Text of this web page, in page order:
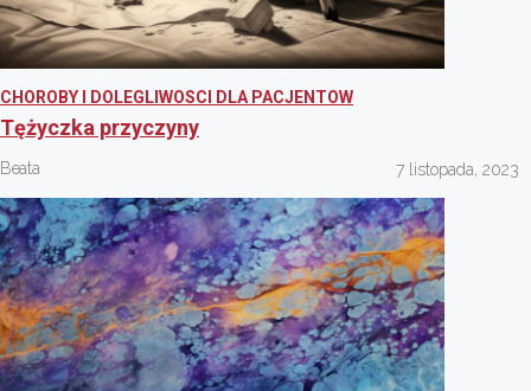
CHOROBY I DOLEGLIWOSCI DLA PACJENTOW
Tężyczka przyczyny
Beata 7 listopada, 2023